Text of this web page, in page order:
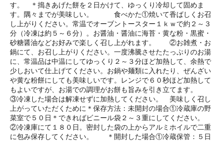
す。 ＊搗きあげた餅を２日かけて、ゆっくり冷却して固めま
す。隅々までが美味しい。 食べかた①焼いて香ばしくお召
し上がりください。常温でオーブントースター１ｋｗで約２～３
分（冷凍は約５～６分）。お醤油・醤油に海苔・黄な粉・黒蜜・
砂糖醤油などお好みで楽しく召し上がれます。 ②お雑煮・お
鍋にて、お召し上がりください。一度沸騰させたたっぷりのお湯
に、常温品は中温にしてゆっくり２～３分ほど加熱して、余熱で
少しおいて仕上げてください。お鍋や麺類に入れたり、ぜんざい
や黄な粉餅にしても美味しいです。レンジで６０秒ほど加熱して
もよいですが、お湯での調理がお餅も旨みを引き立てます。
③冷凍した場合は解凍せずに加熱してください。 美味しく召し
上がっていただくために＊保存方法：未開封の場合①冷蔵庫の野
菜室で５０日＊できればビニール袋２～３重にしてください。
②冷凍庫にて１８０日。密封した袋の上からアルミホイルで二重
に包み保存してください。 ＊開封した場合①冷蔵保管：５日